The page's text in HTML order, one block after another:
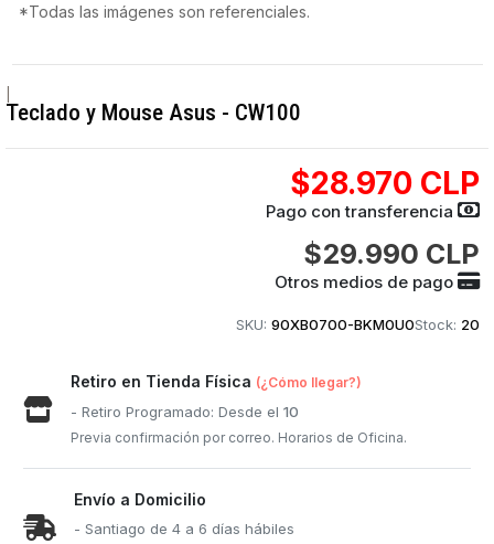
*Todas las imágenes son referenciales.
Teclado y Mouse Asus - CW100
$28.970 CLP
Pago con transferencia
$29.990 CLP
Otros medios de pago
SKU: 90XB0700-BKM0U0Stock: 20
Retiro en Tienda Física (¿Cómo llegar?)
- Retiro Programado: Desde el10
Previa confirmación por correo. Horarios de Oficina.
Envío a Domicilio
- Santiago de 4 a 6 días hábiles